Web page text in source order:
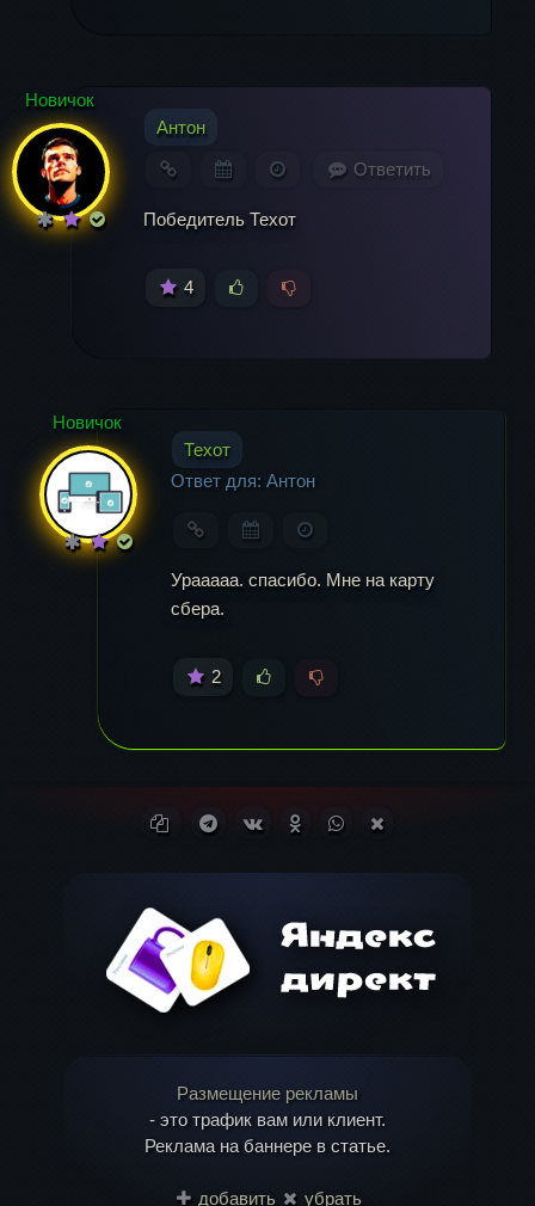
Новичок
Антон
Ответить
Победитель Техот
4
Новичок
Техот
Ответ для: Антон
Урааааа. спасибо. Мне на карту
сбера.
2
Копировать ссылку
Поделиться в Telegram
Поделиться ВКонтакте
Поделиться в
Поделиться в
Размещение рекламы
- это трафик вам или клиент.
Реклама на баннере в статье.
добавить убрать